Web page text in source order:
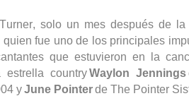
solo un mes después de
quien fue uno de los principales
que estuvieron en la
countryWaylon Jennings
yJune Pointerde The Pointer